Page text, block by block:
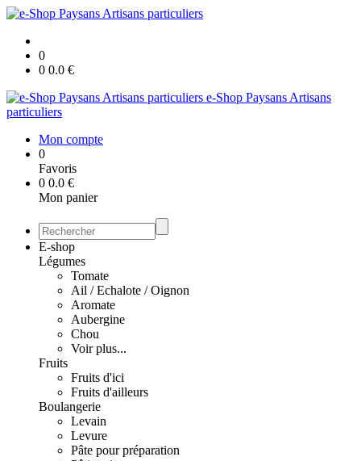
0
0 0.0 €
e-Shop Paysans Artisans
particuliers
Mon compte
0
Favoris
0 0.0 €
Mon panier
E-shop
Légumes
Tomate
Ail / Echalote / Oignon
Aromate
Aubergine
Chou
Voir plus...
Fruits
Fruits d'ici
Fruits d'ailleurs
Boulangerie
Levain
Levure
Pâte pour préparation